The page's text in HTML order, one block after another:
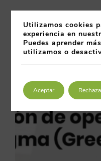
Utilizamos cookies
experiencia en
Puedes aprender
utilizamos o
Aceptar